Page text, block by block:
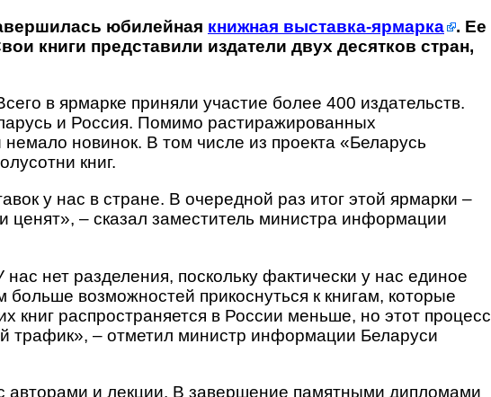
юбилейная книжная выставка-ярмарка
. Ее
книги представили издатели двух десятков стран,
в ярмарке приняли участие более 400 издательств.
и Россия. Помимо растиражированных
новинок. В том числе из проекта «Беларусь
книг.
у нас в стране. В очередной раз итог этой ярмарки –
ценят», – сказал заместитель министра информации
нет разделения, поскольку фактически у нас единое
возможностей прикоснуться к книгам, которые
книг распространяется в России меньше, но этот процесс
трафик», – отметил министр информации Беларуси
авторами и лекции. В завершение памятными дипломами